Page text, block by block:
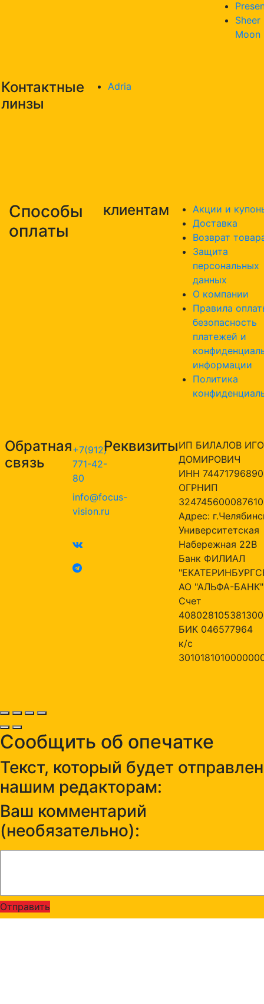
Sheer
Moon
Контактные
линзы
Adria
Способы
оплаты
клиентам
Акции и
Доставка
Возврат
Защита
персональных
данных
О компании
Правила
безопасность
платежей и
информации
Политика
Обратная
связь
+7(912)
771-42-
80
info@focus-
vision.ru
РеквизитыИП БИЛАЛОВ
ДОМИРОВИЧ
ИНН
ОГРНИП
324745600087610
Адрес:
Университетская
Набережная 22В
Банк ФИЛИАЛ
АО "АЛЬФА-БАНК"
Счет
БИК 046577964
к/с
Сообщить об опечатке
Текст, который будет отправлен
нашим редакторам:
Ваш комментарий
(необязательно):
Отправить